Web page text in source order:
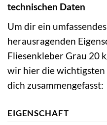
technischen Daten
Um dir ein
herausragenden
Fliesenkleber Grau 20
wir hier die
dich zusammengefasst:
EIGENSCHAFT